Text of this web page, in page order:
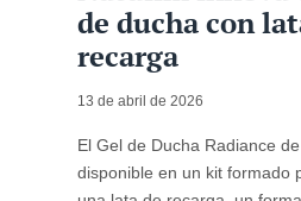
de ducha con
recarga
13 de abril de 2026
El Gel de Ducha Radiance
disponible en un kit formado